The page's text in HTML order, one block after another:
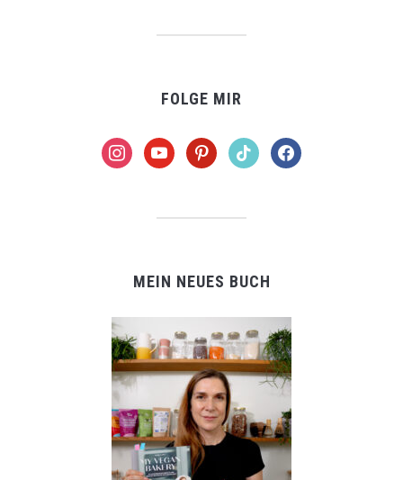
FOLGE MIR
instagramyoutubepinteresttiktok facebook
MEIN NEUES BUCH